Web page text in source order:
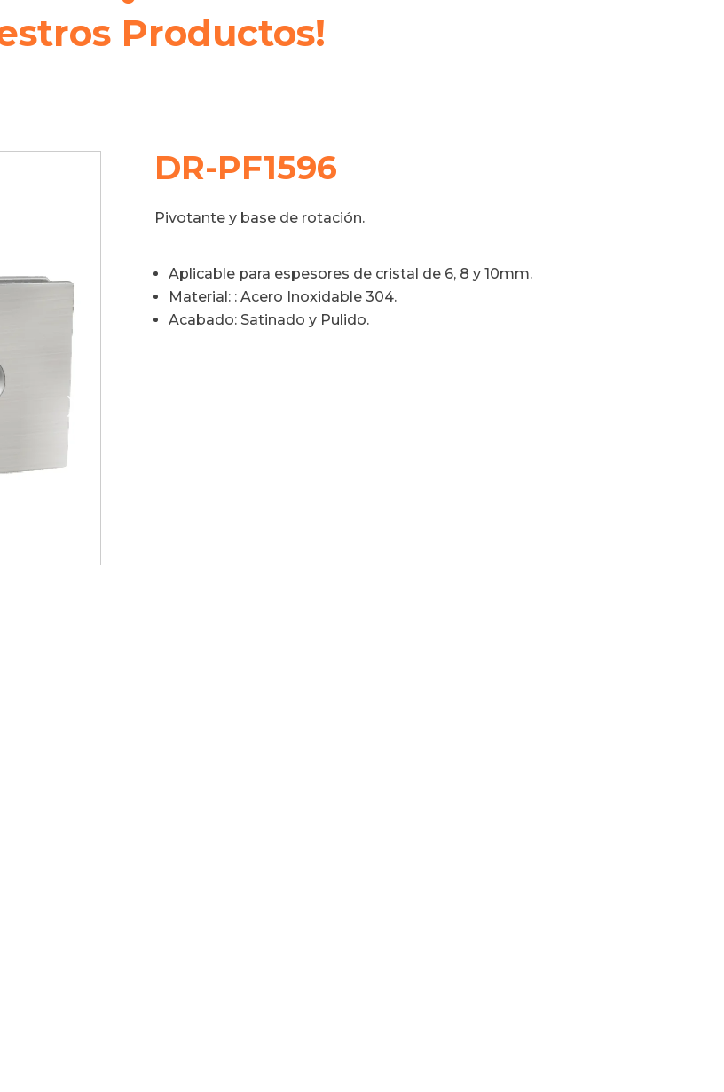
Productos!
DR-PF1596
Pivotante y base de rotación.
Aplicable para espesores de cristal de 6, 8 y 10mm.
Material: : Acero Inoxidable 304.
Acabado: Satinado y Pulido.